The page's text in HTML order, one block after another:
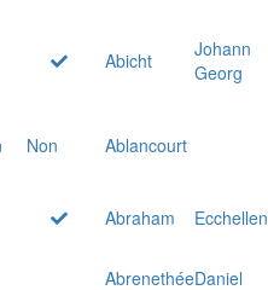
Abicht
Johann
Georg
Non
Ablancourt
Abraham
AbrenethéeDaniel